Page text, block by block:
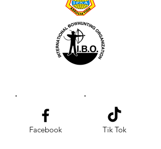
Facebook Tik Tok